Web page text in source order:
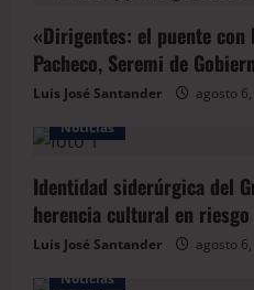
«Dirigentes: el puente
Pacheco, Seremi de
Luis José Santander
agosto
Noticias
Identidad siderúrgica del
herencia cultural en riesgo
Luis José Santander
agosto
Noticias